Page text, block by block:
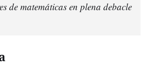
de matemáticas en plena debacle